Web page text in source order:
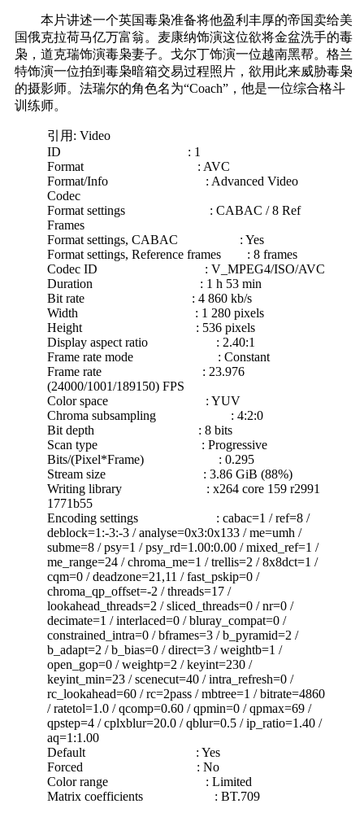
本片讲述一个英国毒枭准备将他盈利丰厚的帝国卖给美
国俄克拉荷马亿万富翁。麦康纳饰演这位欲将金盆洗手的毒
枭，道克瑞饰演毒枭妻子。戈尔丁饰演一位越南黑帮。格兰
特饰演一位拍到毒枭暗箱交易过程照片，欲用此来威胁毒枭
的摄影师。法瑞尔的角色名为“Coach”，他是一位综合格斗
训练师。
引用: Video
ID : 1
Format : AVC
Format/Info : Advanced Video
Codec
Format settings : CABAC / 8 Ref
Frames
Format settings, CABAC : Yes
Format settings, Reference frames : 8 frames
Codec ID : V_MPEG4/ISO/AVC
Duration : 1 h 53 min
Bit rate : 4 860 kb/s
Width : 1 280 pixels
Height : 536 pixels
Display aspect ratio : 2.40:1
Frame rate mode : Constant
Frame rate : 23.976
(24000/1001/189150) FPS
Color space : YUV
Chroma subsampling : 4:2:0
Bit depth : 8 bits
Scan type : Progressive
Bits/(Pixel*Frame) : 0.295
Stream size : 3.86 GiB (88%)
Writing library : x264 core 159 r2991
1771b55
Encoding settings : cabac=1 / ref=8 /
deblock=1:-3:-3 / analyse=0x3:0x133 / me=umh /
subme=8 / psy=1 / psy_rd=1.00:0.00 / mixed_ref=1 /
me_range=24 / chroma_me=1 / trellis=2 / 8x8dct=1 /
cqm=0 / deadzone=21,11 / fast_pskip=0 /
chroma_qp_offset=-2 / threads=17 /
lookahead_threads=2 / sliced_threads=0 / nr=0 /
decimate=1 / interlaced=0 / bluray_compat=0 /
constrained_intra=0 / bframes=3 / b_pyramid=2 /
b_adapt=2 / b_bias=0 / direct=3 / weightb=1 /
open_gop=0 / weightp=2 / keyint=230 /
keyint_min=23 / scenecut=40 / intra_refresh=0 /
rc_lookahead=60 / rc=2pass / mbtree=1 / bitrate=4860
/ ratetol=1.0 / qcomp=0.60 / qpmin=0 / qpmax=69 /
qpstep=4 / cplxblur=20.0 / qblur=0.5 / ip_ratio=1.40 /
aq=1:1.00
Default : Yes
Forced : No
Color range : Limited
Matrix coefficients : BT.709